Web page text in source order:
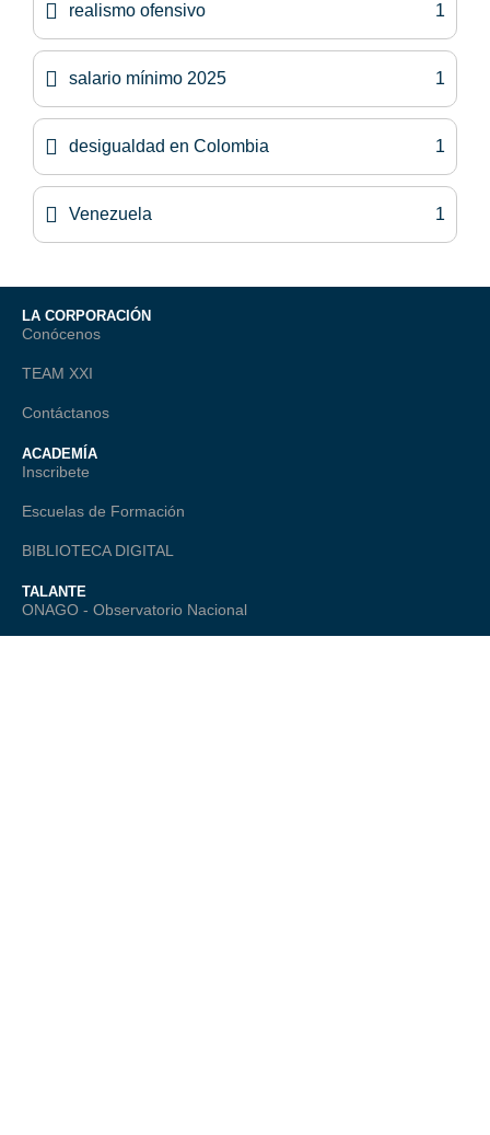
realismo ofensivo 1
salario mínimo 2025 1
desigualdad en Colombia 1
Venezuela 1
LA CORPORACIÓN
Conócenos
TEAM XXI
Contáctanos
ACADEMÍA
Inscribete
Escuelas de Formación
BIBLIOTECA DIGITAL
TALANTE
ONAGO - Observatorio Nacional